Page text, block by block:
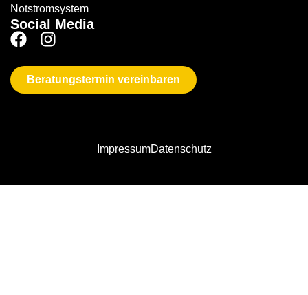
Notstromsystem
Social Media
Beratungstermin vereinbaren
ImpressumDatenschutz